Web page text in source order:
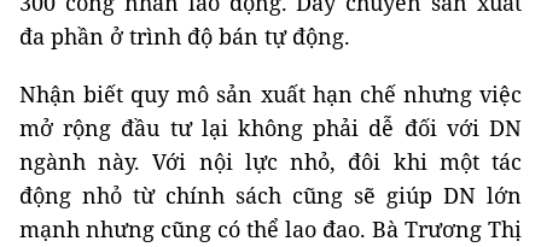
đa phần ở trình độ bán tự động.
Nhận biết quy mô sản xuất hạn chế nhưng việc
mở rộng đầu tư lại không phải dễ đối với DN
ngành này. Với nội lực nhỏ, đôi khi một tác
động nhỏ từ chính sách cũng sẽ giúp DN lớn
mạnh nhưng cũng có thể lao đao. Bà Trương Thị